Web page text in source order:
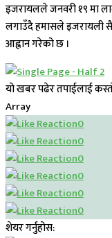
इजरायलले जनवरी १९ मा
लगाउँदै हमासले इजरायली
आह्वान गरेको छ ।
यो खबर पढेर तपाईलाई
Array
0
0
0
0
0
0
शेयर गर्नुहोस: